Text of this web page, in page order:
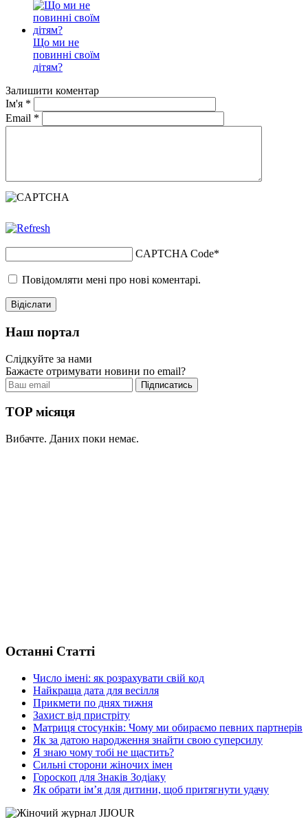
Що ми не
повинні своїм
дітям?
Залишити коментар
Ім'я *
Email *
CAPTCHA Code*
Повідомляти мені про нові коментарі.
Наш портал
Слідкуйте за нами
Бажаєте отримувати новини по email?
TOP місяця
Вибачте. Даних поки немає.
Останні Статті
Число імені: як розрахувати свій код
Найкраща дата для весілля
Прикмети по днях тижня
Захист від пристріту
Матриця стосунків: Чому ми обираємо певних партнерів
Як за датою народження знайти свою суперсилу
Я знаю чому тобі не щастить?
Сильні сторони жіночих імен
Гороскоп для Знаків Зодіаку
Як обрати ім’я для дитини, щоб притягнути удачу